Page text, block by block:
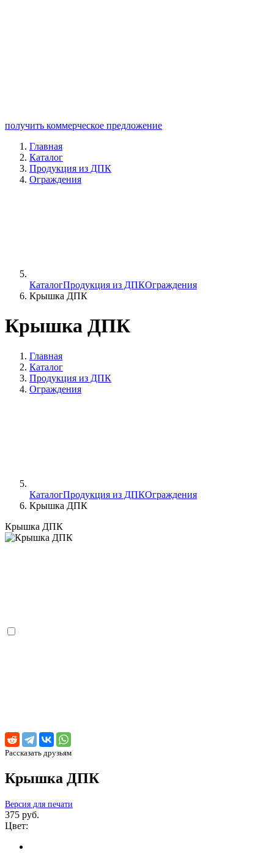
получить коммерческое предложение
Главная
Каталог
Продукция из ДПК
Ограждения
КаталогПродукция из ДПКОграждения
Крышка ДПК
Крышка ДПК
Главная
Каталог
Продукция из ДПК
Ограждения
КаталогПродукция из ДПКОграждения
Крышка ДПК
Крышка ДПК
Рассказать друзьям
Крышка ДПК
Версия для печати
375 руб.
Цвет: